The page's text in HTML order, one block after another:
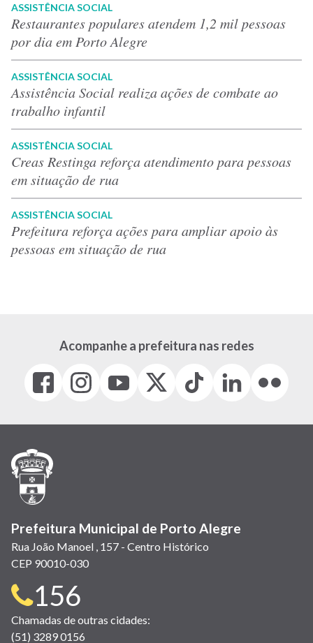
ASSISTÊNCIA SOCIAL
Restaurantes populares atendem 1,2 mil pessoas
por dia em Porto Alegre
ASSISTÊNCIA SOCIAL
Assistência Social realiza ações de combate ao
trabalho infantil
ASSISTÊNCIA SOCIAL
Creas Restinga reforça atendimento para pessoas
em situação de rua
ASSISTÊNCIA SOCIAL
Prefeitura reforça ações para ampliar apoio às
pessoas em situação de rua
Acompanhe a prefeitura nas redes
Facebook
(link
em
janela)
Instagram
(link
em
(link
em
(Antigo
(link
Tiktok
(link
em
LinkedIn
(link
em
(link
em
Prefeitura Municipal de Porto Alegre
Rua João Manoel , 157 - Centro Histórico
CEP 90010-030
Telefone
para
156
Chamadas de outras cidades:
(51) 3289 0156